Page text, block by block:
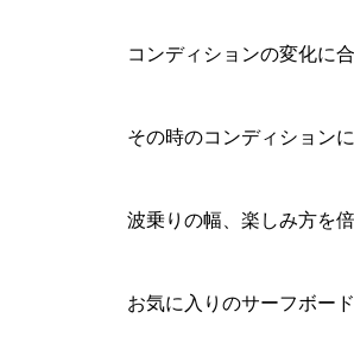
コンディションの変化に
その時のコンディション
波乗りの幅、楽しみ方を
お気に入りのサーフボー